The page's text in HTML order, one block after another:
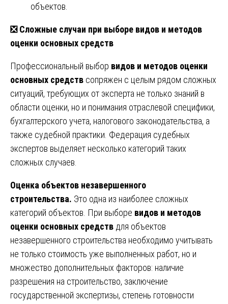
объектов.
❎Сложные случаи при выборе видов и методов
оценки основных средств
Профессиональный выбор видов и методов оценки
основных средств сопряжен с целым рядом сложных
ситуаций, требующих от эксперта не только знаний в
области оценки, но и понимания отраслевой специфики,
бухгалтерского учета, налогового законодательства, а
также судебной практики. Федерация судебных
экспертов выделяет несколько категорий таких
сложных случаев.
Оценка объектов незавершенного
строительства. Это одна из наиболее сложных
категорий объектов. При выборе видов и методов
оценки основных средств для объектов
незавершенного строительства необходимо учитывать
не только стоимость уже выполненных работ, но и
множество дополнительных факторов: наличие
разрешения на строительство, заключение
государственной экспертизы, степень готовности